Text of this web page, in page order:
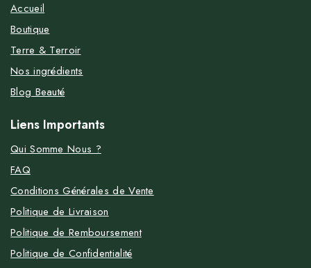
Accueil
Boutique
Terre & Terroir
Nos ingrédients
Blog Beauté
Liens Importants
Qui Somme Nous ?
FAQ
Conditions Générales de Vente
Politique de Livraison
Politique de Remboursement
Politique de Confidentialité